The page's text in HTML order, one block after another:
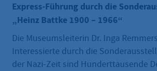
Express-Führung durch die
„Heinz Battke 1900 – 1966“
Die Museumsleiterin Dr. Inga
Interessierte durch die
der Nazi-Zeit sind Hunderttausende